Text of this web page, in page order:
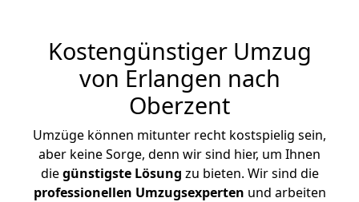
Kostengünstiger Umzug
von Erlangen nach
Oberzent
Umzüge können mitunter recht kostspielig sein,
aber keine Sorge, denn wir sind hier, um Ihnen
diegünstigste Lösung zu bieten. Wir sind die
professionellen Umzugsexperten und arbeiten